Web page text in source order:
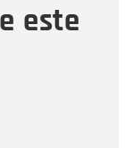
este